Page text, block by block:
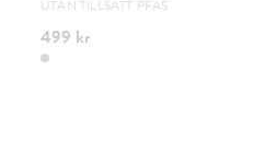
UTAN TILLSATT PFAS
499 kr